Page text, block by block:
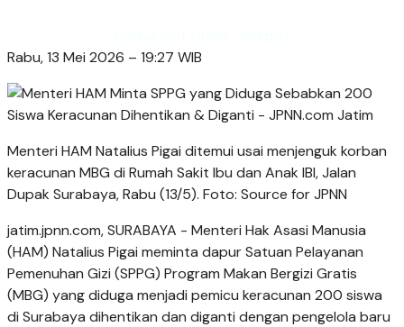
Rabu, 13 Mei 2026 – 19:27 WIB
Menteri HAM Natalius Pigai ditemui usai menjenguk korban
keracunan MBG di Rumah Sakit Ibu dan Anak IBI, Jalan
Dupak Surabaya, Rabu (13/5). Foto: Source for JPNN
jatim.jpnn.com, SURABAYA - Menteri Hak Asasi Manusia
(HAM) Natalius Pigai meminta dapur Satuan Pelayanan
Pemenuhan Gizi (SPPG) Program Makan Bergizi Gratis
(MBG) yang diduga menjadi pemicu keracunan 200 siswa
di Surabaya dihentikan dan diganti dengan pengelola baru